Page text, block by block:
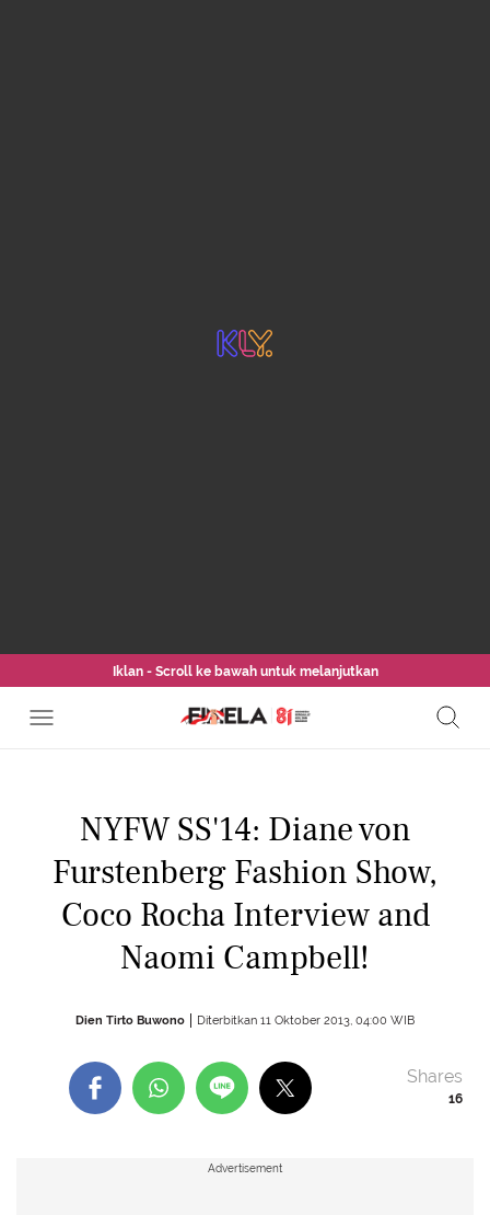
Iklan - Scroll ke bawah untuk melanjutkan
NYFW SS'14: Diane von
Furstenberg Fashion Show,
Coco Rocha Interview and
Naomi Campbell!
Dien Tirto Buwono Diterbitkan 11 Oktober 2013, 04:00 WIB
16
Shares
Advertisement